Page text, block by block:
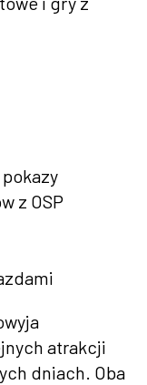
z OSP
atrakcji
dniach. Oba